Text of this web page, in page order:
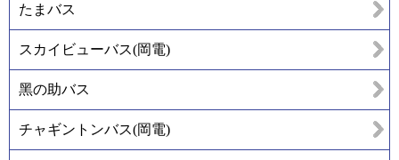
たまバス
スカイビューバス(岡電)
黑の助バス
チャギントンバス(岡電)